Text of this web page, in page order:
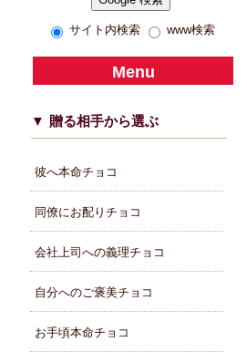
サイト内検索 www検索
Menu
贈る相手から選ぶ
彼へ本命チョコ
同僚にお配りチョコ
会社上司への義理チョコ
自分へのご褒美チョコ
お手頃本命チョコ